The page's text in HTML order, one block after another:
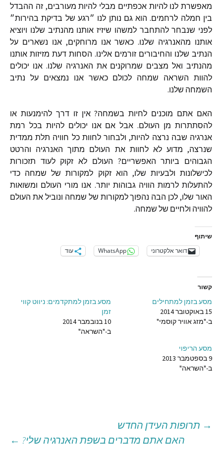
מאפשרת לנו להיות אכפתיים מבלי להיות מעורבים, זה ההבדל
בין חמלה לרחמים. הוא גם נותן לנו ״רגע של בדיקת בהירות״
לפני שנבחר להתחבר למשהו שיזיז אותנו מהנתיב שלנו ויוציא
אותנו מהאנרגיה שלנו. כאשר אנו מרוחקים, אנו נשארים על
הנתיב שלנו והחיבורים זורמים אלינו. הסחות דעת מזיזות אותנו
מהנתיב ואל מצבים שמרוקנים את האנרגיה שלנו. אנו יכולים
להוות השראה שמחה לכולם כאשר אנו נמצאים על נתיב
השמחה שלנו.
האם אתם מוכנים לחיות בשמחה? אין זו דרך להימנעות או
להסתתרות מן העולם. אבל אם אנו יכולים להיות בכל רמת
אנרגיה שבה נרצה להיות, ולבחור לחוות כל חוויה תלת ממדית
שנרצה, מדוע לא לחוות את העולם מתוך האנרגיה והרטט
הגבוהים ביותר האפשריים? העולם לא זקוק לעוד תזכורות
לכישלונות ולבעיות שלו, הוא זקוק למקורות של שמחה כדי
להתעלות לרמות הוויה גבוהות יותר. אנו מורי העולם ומשואות
האור שלו, לכן הבה נהפוך למקורות של שמחה ונוביל את העולם
להוויה ולחיים של שמחה.
שיתוף
דואר אלקטרוני WhatsApp עוד
קשור
מסע בזמן למתחילים
15 באוקטובר 2014
ב-"מזג אוויר קוסמי"
מסע בזמן למתקדמים: ניווט קווי
זמן
10 בנובמבר 2014
ב-"השראה"
מסע הריפוי
9 בספטמבר 2013
ב-"השראה"
ניווט
→ תרופות העידן החדש
האם אתם מדברים בשפת האנרגיה שלי? ←